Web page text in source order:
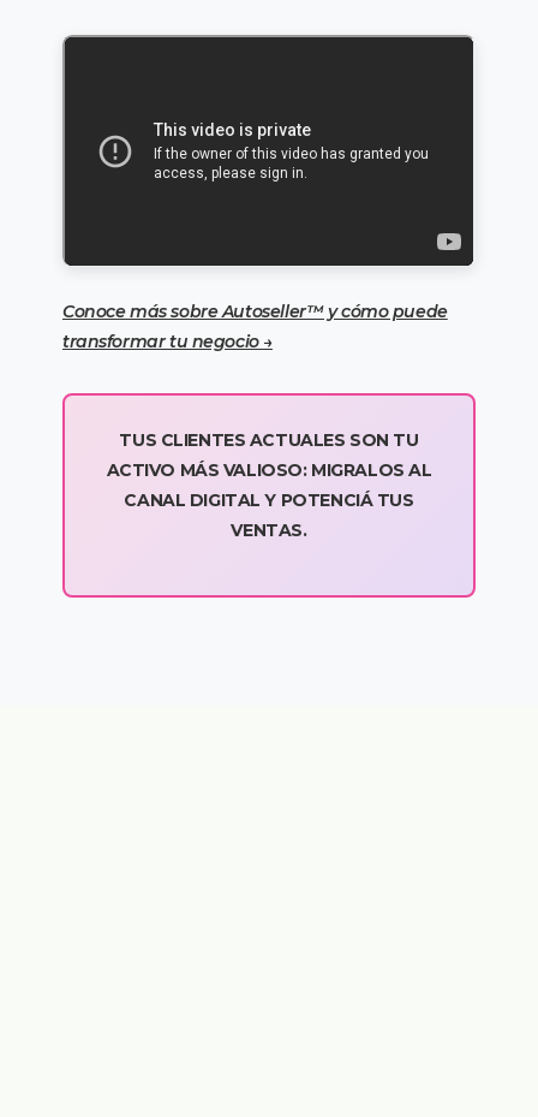
Conoce más sobre Autoseller™️ y cómo puede
transformar tu negocio →
TUS CLIENTES ACTUALES SON TU
ACTIVO MÁS VALIOSO: MIGRALOS AL
CANAL DIGITAL Y POTENCIÁ TUS
VENTAS.